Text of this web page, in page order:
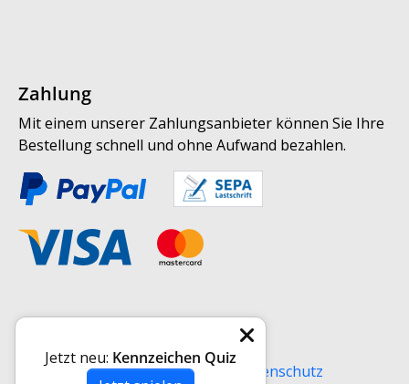
Zahlung
Mit einem unserer Zahlungsanbieter können Sie Ihre
Bestellung schnell und ohne Aufwand bezahlen.
Versand AGB Impressum
Datenschutz
Jetzt neu: Kennzeichen Quiz